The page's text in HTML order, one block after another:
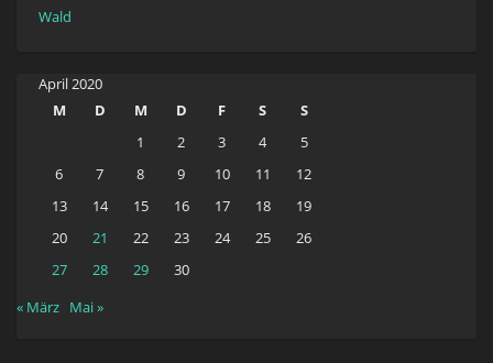
Wald
April 2020
M
D M D F S
S
1
2 3 4
5
6
7 8 9 10 11
12
13
14 15 16 17 18
19
20
21 22 23 24 25
26
27
28 29
30
« März Mai »